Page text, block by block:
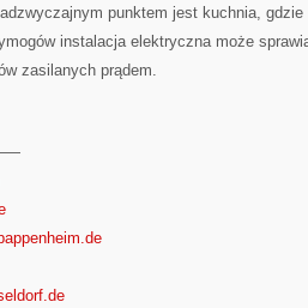
punktem jest kuchnia, gdzie
instalacja elektryczna może
zasilanych prądem.